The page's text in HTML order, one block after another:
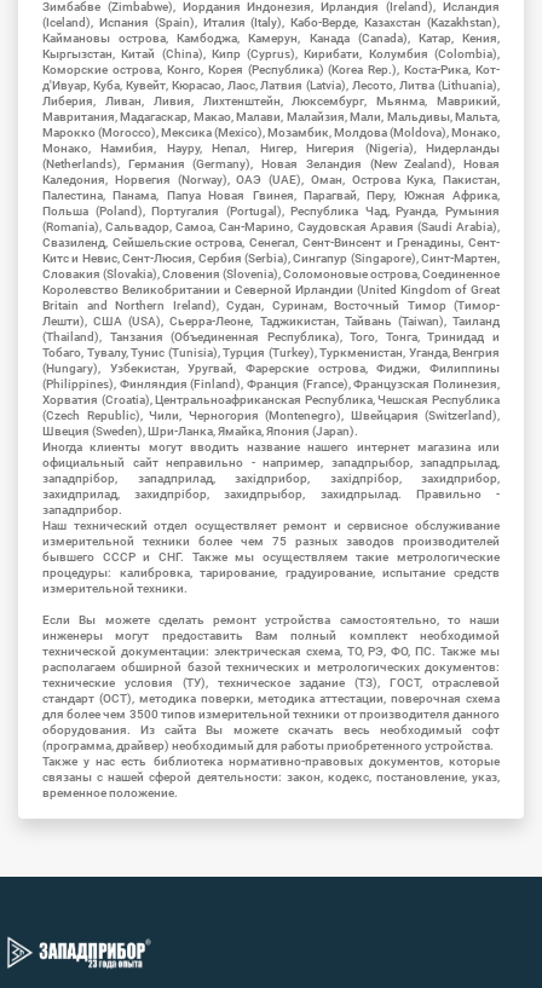
Зимбабве (Zimbabwe), Иордания Индонезия, Ирландия (Ireland), Исландия
(Iceland), Испания (Spain), Италия (Italy), Кабо-Верде, Казахстан (Kazakhstan),
Каймановы острова, Камбоджа, Камерун, Канада (Canada), Катар, Кения,
Кыргызстан, Китай (China), Кипр (Cyprus), Кирибати, Колумбия (Colombia),
Коморские острова, Конго, Корея (Республика) (Korea Rep.), Коста-Рика, Кот-
д'Ивуар, Куба, Кувейт, Кюрасао, Лаос, Латвия (Latvia), Лесото, Литва (Lithuania),
Либерия, Ливан, Ливия, Лихтенштейн, Люксембург, Мьянма, Маврикий,
Мавритания, Мадагаскар, Макао, Малави, Малайзия, Мали, Мальдивы, Мальта,
Марокко (Morocco), Мексика (Mexico), Мозамбик, Молдова (Moldova), Монако,
Монако, Намибия, Науру, Непал, Нигер, Нигерия (Nigeria), Нидерланды
(Netherlands), Германия (Germany), Новая Зеландия (New Zealand), Новая
Каледония, Норвегия (Norway), ОАЭ (UAE), Оман, Острова Кука, Пакистан,
Палестина, Панама, Папуа Новая Гвинея, Парагвай, Перу, Южная Африка,
Польша (Poland), Португалия (Portugal), Республика Чад, Руанда, Румыния
(Romania), Сальвадор, Самоа, Сан-Марино, Саудовская Аравия (Saudi Arabia),
Свазиленд, Сейшельские острова, Сенегал, Сент-Винсент и Гренадины, Сент-
Китс и Невис, Сент-Люсия, Сербия (Serbia), Сингапур (Singapore), Синт-Мартен,
Словакия (Slovakia), Словения (Slovenia), Соломоновые острова, Соединенное
Королевство Великобритании и Северной Ирландии (United Kingdom of Great
Britain and Northern Ireland), Судан, Суринам, Восточный Тимор (Тимор-
Лешти), США (USA), Сьерра-Леоне, Таджикистан, Тайвань (Taiwan), Таиланд
(Thailand), Танзания (Объединенная Республика), Того, Тонга, Тринидад и
Тобаго, Тувалу, Тунис (Tunisia), Турция (Turkey), Туркменистан, Уганда, Венгрия
(Hungary), Узбекистан, Уругвай, Фарерские острова, Фиджи, Филиппины
(Philippines), Финляндия (Finland), Франция (France), Французская Полинезия,
Хорватия (Croatia), Центральноафриканская Республика, Чешская Республика
(Czech Republic), Чили, Черногория (Montenegro), Швейцария (Switzerland),
Швеция (Sweden), Шри-Ланка, Ямайка, Япония (Japan).
Иногда клиенты могут вводить название нашего интернет магазина или
официальный сайт неправильно - например, западпрыбор, западпрылад,
западпрібор, западприлад, західприбор, західпрібор, захидприбор,
захидприлад, захидпрібор, захидпрыбор, захидпрылад. Правильно -
западприбор.
Наш технический отдел осуществляет ремонт и сервисное обслуживание
измерительной техники более чем 75 разных заводов производителей
бывшего СССР и СНГ. Также мы осуществляем такие метрологические
процедуры: калибровка, тарирование, градуирование, испытание средств
измерительной техники.
Если Вы можете сделать ремонт устройства самостоятельно, то наши
инженеры могут предоставить Вам полный комплект необходимой
технической документации: электрическая схема, ТО, РЭ, ФО, ПС. Также мы
располагаем обширной базой технических и метрологических документов:
технические условия (ТУ), техническое задание (ТЗ), ГОСТ, отраслевой
стандарт (ОСТ), методика поверки, методика аттестации, поверочная схема
для более чем 3500 типов измерительной техники от производителя данного
оборудования. Из сайта Вы можете скачать весь необходимый софт
(программа, драйвер) необходимый для работы приобретенного устройства.
Также у нас есть библиотека нормативно-правовых документов, которые
связаны с нашей сферой деятельности: закон, кодекс, постановление, указ,
временное положение.